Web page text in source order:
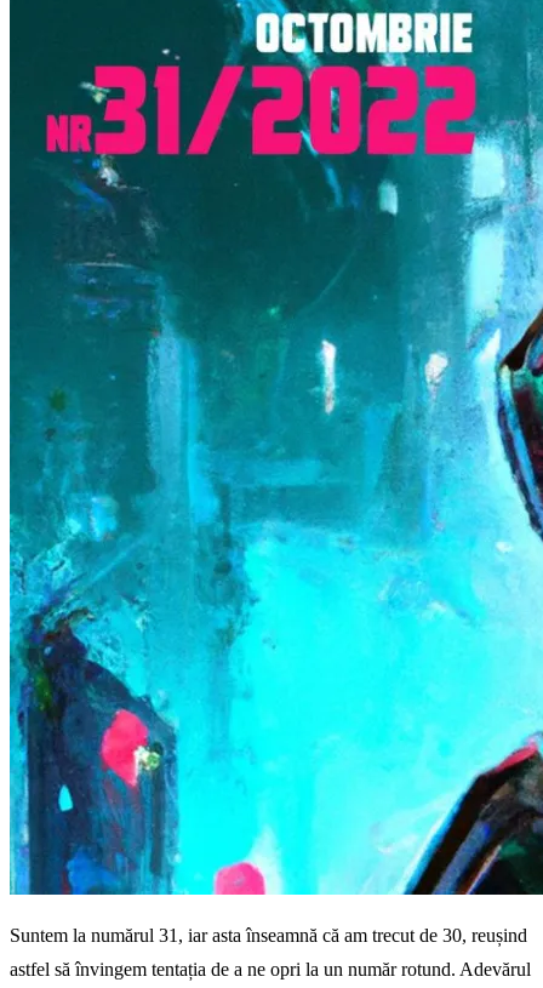
Suntem la numărul 31, iar asta înseamnă că am trecut de 30, reușind
astfel să învingem tentația de a ne opri la un număr rotund. Adevărul